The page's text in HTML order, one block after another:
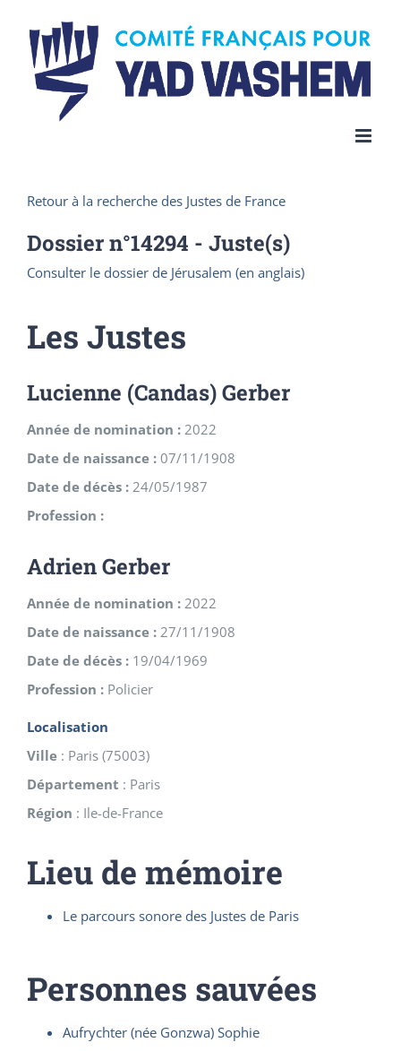
content
Retour à la recherche des Justes de France
Dossier n°14294 - Juste(s)
Consulter le dossier de Jérusalem (en anglais)
Les Justes
Lucienne (Candas) Gerber
Année de nomination : 2022
Date de naissance : 07/11/1908
Date de décès : 24/05/1987
Profession :
Adrien Gerber
Année de nomination : 2022
Date de naissance : 27/11/1908
Date de décès : 19/04/1969
Profession : Policier
Localisation
Ville : Paris (75003)
Département : Paris
Région : Ile-de-France
Lieu de mémoire
Le parcours sonore des Justes de Paris
Personnes sauvées
Aufrychter (née Gonzwa) Sophie